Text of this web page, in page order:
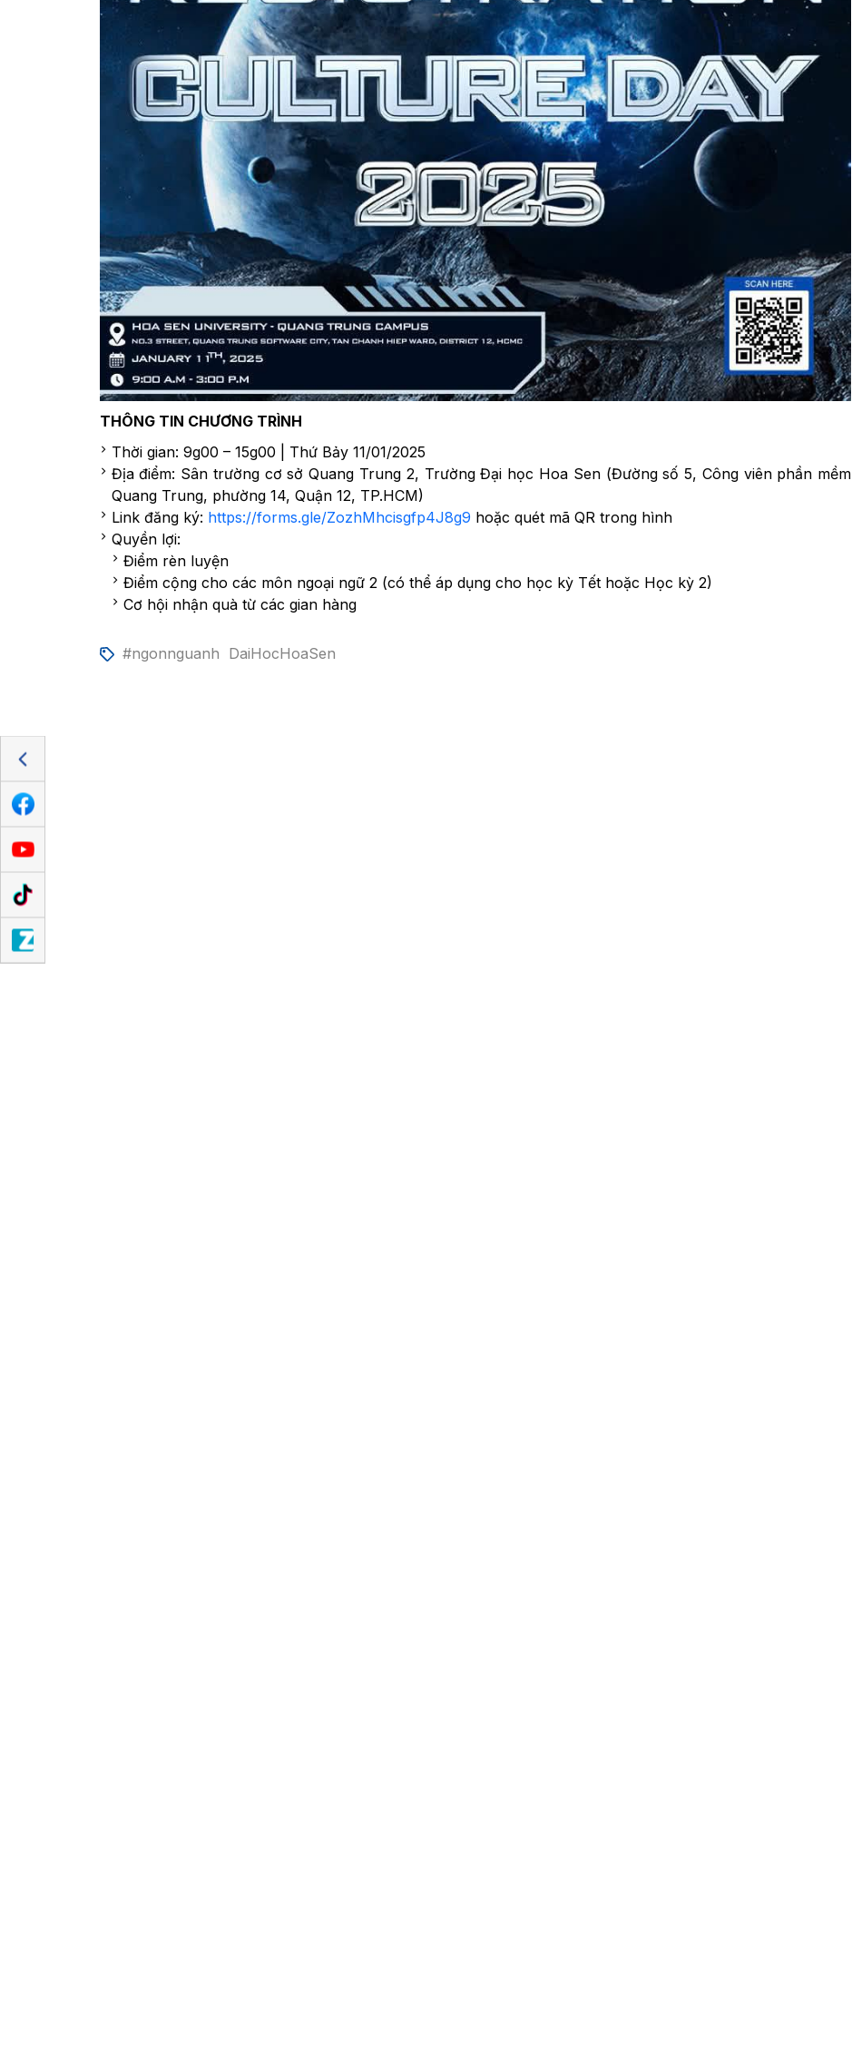
THÔNG TIN CHƯƠNG TRÌNH
Thời gian: 9g00 – 15g00 | Thứ Bảy 11/01/2025
Địa điểm: Sân trường cơ sở Quang Trung 2, Trường Đại học Hoa Sen (Đường số 5, Công viên phần mềm
Quang Trung, phường 14, Quận 12, TP.HCM)
Link đăng ký: https://forms.gle/ZozhMhcisgfp4J8g9 hoặc quét mã QR trong hình
Quyền lợi:
Điểm rèn luyện
Điểm cộng cho các môn ngoại ngữ 2 (có thể áp dụng cho học kỳ Tết hoặc Học kỳ 2)
Cơ hội nhận quà từ các gian hàng
#ngonnguanh DaiHocHoaSen